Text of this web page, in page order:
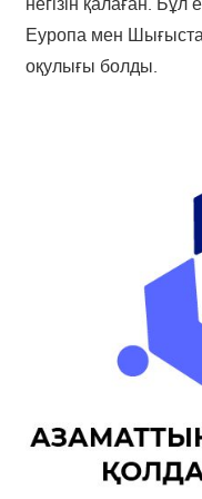
Еуропа мен
оқулығы болды.